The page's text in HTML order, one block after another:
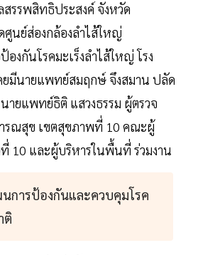
สรรพสิทธิประสงค์ จังหวัด
นย์ส่องกล้องลำไส้ใหญ่
งกันโรคมะเร็งลำไส้ใหญ่ โรง
ยมีนายแพทย์สมฤกษ์ จึงสมาน ปลัด
ายแพทย์ธิติ แสวงธรรม ผู้ตรวจ
ารณสุข เขตสุขภาพที่ 10 คณะผู้
10 และผู้บริหารในพื้นที่ ร่วมงาน
การป้องกันและควบคุมโรค
ติ